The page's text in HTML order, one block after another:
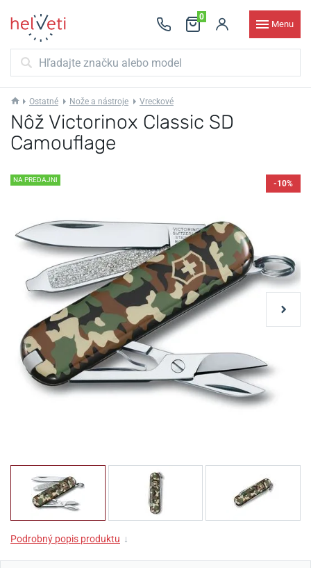
0
Menu
Ostatné Nože a nástroje Vreckové
Nôž Victorinox Classic SD
Camouflage
NA PREDAJNI -10%
Podrobný popis produktu ↓